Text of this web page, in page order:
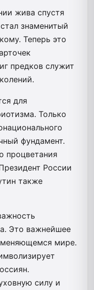
жива спустя
знаменитый
Теперь это
предков служит
для
Только
фундамент.
процветания
России
также
Это важнейшее
меняющемся мире.
силу и